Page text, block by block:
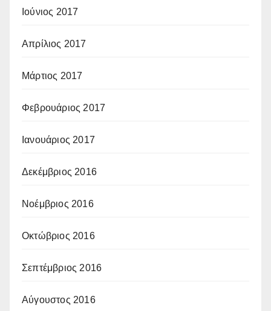
Ιούνιος 2017
Απρίλιος 2017
Μάρτιος 2017
Φεβρουάριος 2017
Ιανουάριος 2017
Δεκέμβριος 2016
Νοέμβριος 2016
Οκτώβριος 2016
Σεπτέμβριος 2016
Αύγουστος 2016